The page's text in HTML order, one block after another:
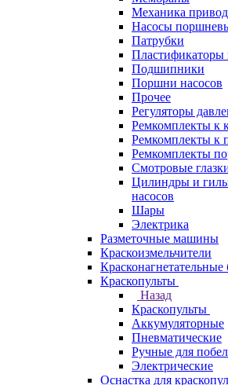
Механика
Насосы
Патрубки
Пластификаторы
Подшипники
Поршни насосов
Прочее
Регуляторы
Ремкомплекты к
Ремкомплекты к
Ремкомплекты
Смотровые
Цилиндры и
насосов
Шары
Электрика
Разметочные машины
Краскоизмельчители
Красконагнетательные
Краскопульты
Назад
Краскопульты
Аккумуляторные
Пневматические
Ручные для
Электрические
Оснастка для